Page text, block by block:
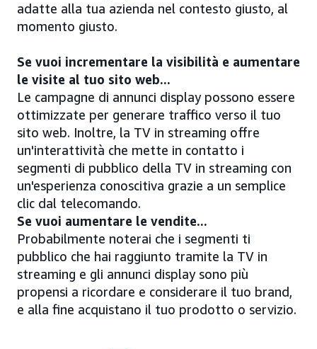
adatte alla tua azienda nel contesto giusto, al
momento giusto.
Se vuoi incrementare la visibilità e aumentare
le visite al tuo sito web...
Le campagne di annunci display possono essere
ottimizzate per generare traffico verso il tuo
sito web. Inoltre, la TV in streaming offre
un'interattività che mette in contatto i
segmenti di pubblico della TV in streaming con
un'esperienza conoscitiva grazie a un semplice
clic dal telecomando.
Se vuoi aumentare le vendite...
Probabilmente noterai che i segmenti ti
pubblico che hai raggiunto tramite la TV in
streaming e gli annunci display sono più
propensi a ricordare e considerare il tuo brand,
e alla fine acquistano il tuo prodotto o servizio.